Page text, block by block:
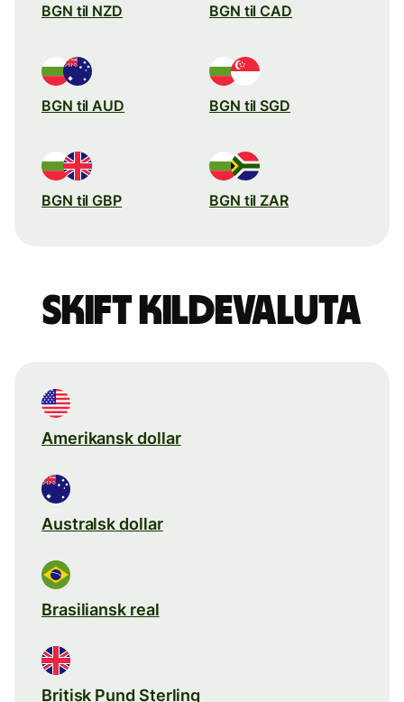
BGN til NZD BGN til CAD
BGN til AUD BGN til SGD
BGN til GBP BGN til ZAR
Skift kildevaluta
Amerikansk dollar
Australsk dollar
Brasiliansk real
Britisk Pund Sterling